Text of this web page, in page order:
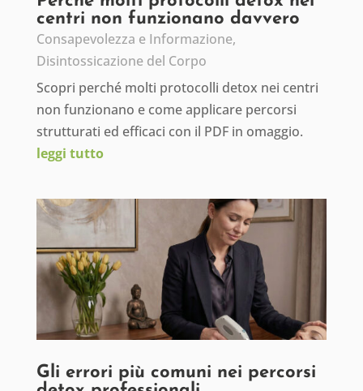
centri non funzionano davvero
Consapevolezza e Informazione,
Disintossicazione del Corpo
Scopri perché molti protocolli detox nei centri
non funzionano e come applicare percorsi
strutturati ed efficaci con il PDF in omaggio.
leggi tutto
Gli errori più comuni nei percorsi